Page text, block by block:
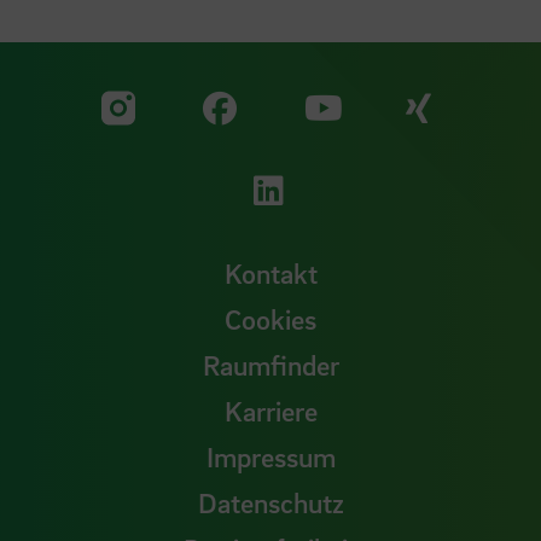
Zu unserer Facebook
Zu
Zu unserer
Kontakt
Cookies
Raumfinder
Karriere
Impressum
Datenschutz